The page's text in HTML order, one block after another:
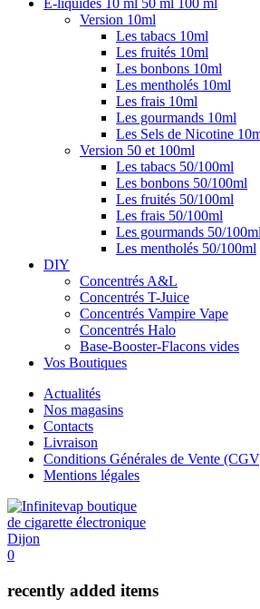
E-liquides 10 ml 50 ml 100 ml
Version 10ml
Les tabacs 10ml
Les fruités 10ml
Les bonbons 10ml
Les mentholés 10ml
Les frais 10ml
Les gourmands 10ml
Les Sels de Nicotine
Version 50 et 100ml
Les tabacs 50/100ml
Les bonbons 50/100ml
Les fruités 50/100ml
Les frais 50/100ml
Les gourmands 50/
Les mentholés 50/100ml
DIY
Concentrés A&L
Concentrés T-Juice
Concentrés Vampire Vape
Concentrés Halo
Base-Booster-Flacons vides
Vos Boutiques
Actualités
Nos magasins
Contacts
Livraison
Conditions Générales de Vente
Mentions légales
0
recently added items